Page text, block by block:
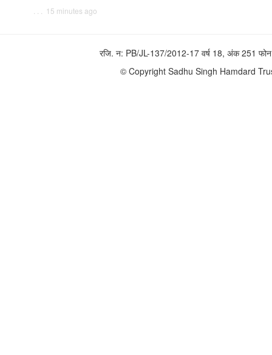
. . . 15 minutes ago
रजि. न: PB/JL-137/2012-17 वर्ष 18, अंक 251
© Copyright Sadhu Singh Hamdard